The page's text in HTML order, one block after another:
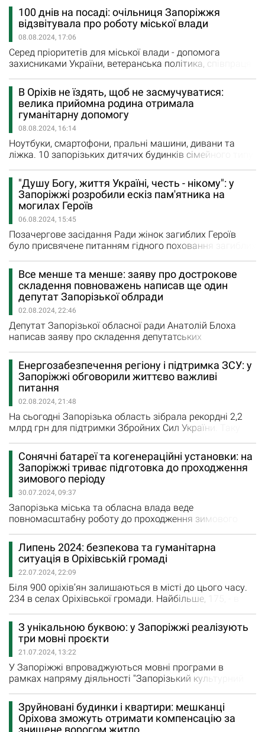
містилася інформація про 128 загиблих оборонців.
Днями у електронну призму - меморіал памʼяті
загиблих Героїв Запоріжжя додали ще 79 сторінок
полеглих бійців нашого міста. Всього призма містить
інформацію про 247 воїнів.…
100 днів на посаді: очільниця Запоріжжя
відзвітувала про роботу міської влади
08.08.2024, 17:06
Серед пріоритетів для міської влади - допомога
захисниками України, ветеранська політика, співпраця
життєдіяльності міста, підготовка до опалювального
сезону, підготовка шкіл до нового навчального року
Про це секретар Запорізької міської ради Регіна
Харченко розповіла на пресконференції, на якій
презентувала підсумки роботи міської…
В Оріхів не їздять, щоб не засмучуватися:
велика прийомна родина отримала
гуманітарну допомогу
08.08.2024, 16:14
Ноутбуки, смартофони, пральні машини, дивани та
ліжка. 10 запорізьких дитячих будинків сімейного типу
Зеленської. Як повідомляє сайт Запорізької ОДА,
більшість сімей раніше проживала в Оріхівській,
Мелітопольській, Пологівській громадах. Однак через
бойові дії або тимчасову окупацію території вони були
змушені покинути…
"Душу Богу, життя Україні, честь - нікому": у
Запоріжжі розробили ескіз пам'ятника на
могилах Героїв
06.08.2024, 15:45
Позачергове засідання Ради жінок загиблих Героїв
було присвячене питанням гідного поховання загиблих
виглядатимуть надмогильні пам'ятники військових.
Про це повідомляє сайт Запорізької міської ради.
Концепцію єдиного вигляду надгробків розробило
міське СКП "Запорізька ритуальна служба". Він
складатиметься…
Все менше та менше: заяву про дострокове
складення повноважень написав ще один
депутат Запорізької облради
02.08.2024, 22:46
Депутат Запорізької обласної ради Анатолій Блоха
написав заяву про складення депутатських
комісію з питань охорони здоров'я, материнства та
дитинства. Раніше очолював Якимівську
райдержадміністрацію, був керівником міліції в
Мелітополі. 1 серпня голова Запорізької ОДА,
начальник обласної військової адміністрації…
Енергозабезпечення регіону і підтримка ЗСУ: у
Запоріжжі обговорили життєво важливі
питання
02.08.2024, 21:48
На сьогодні Запорізька область зібрала рекордні 2,2
млрд грн для підтримки Збройних Сил України. Таку
та регіональних влад при Президентові України
озвучив голова Запорізької ОДА Іван Федоров. На
заході, який пройшов у змішаному форматі,
обговорили питання підтримки Збройних Сил України і
зведення фортифікацій,…
Сонячні батареї та когенераційні установки: на
Запоріжжі триває підготовка до проходження
зимового періоду
30.07.2024, 09:37
Запорізька міська та обласна влада веде
повномасштабну роботу до проходження зимового
забезпечать електроенергію споживачів взимку.
Наразі ведуться перемовини з іноземними донорами
про встановлення когенераційних установок для
забезпечення тепла і води, навіть коли не буде
електроенергії. Комунальники встановлюють…
Липень 2024: безпекова та гуманітарна
ситуація в Оріхівській громаді
22.07.2024, 22:09
Біля 900 оріхів’ян залишаються в місті до цього часу.
234 в селах Оріхівської громади. Найбільше, 175, - в
життя постійно під загрозою. В Оріхівській громаді
готові проводити фіксацію пошкоджень нерухомого
майна, враховуючи безпекову ситуацію. Про це та інше
з перших вуст…
З унікальною буквою: у Запоріжжі реалізують
три мовні проєкти
21.07.2024, 13:22
У Запоріжжі впроваджуються мовні програми в
рамках напряму діяльності "Запорізький культурний
Харченко. Зокрема, департамент культури і туризму
долучився до структурних підрозділів міської ради в
розробці мовних програм для нашого міста. В рамках
Зруйновані будинки і квартири: мешканці
Оріхова зможуть отримати компенсацію за
знищене ворогом житло